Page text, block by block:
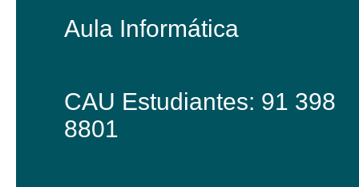
Aula Informática
CAU Estudiantes: 91 398
8801